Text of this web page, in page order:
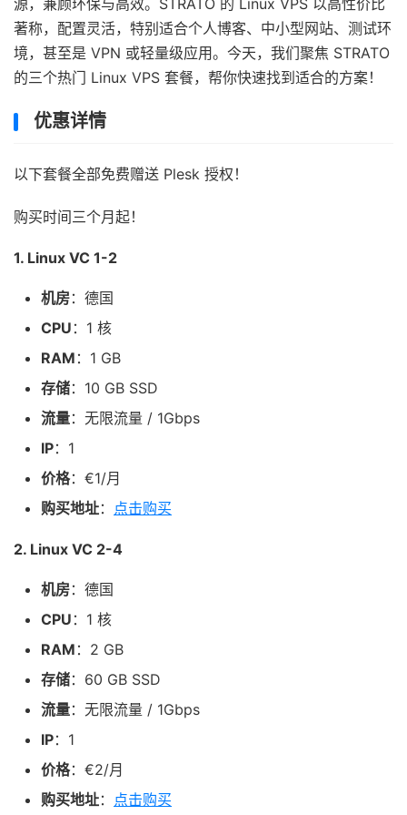
源，兼顾环保与高效。STRATO 的 Linux VPS 以高性价比
著称，配置灵活，特别适合个人博客、中小型网站、测试环
境，甚至是 VPN 或轻量级应用。今天，我们聚焦 STRATO
的三个热门 Linux VPS 套餐，帮你快速找到适合的方案！
优惠详情
以下套餐全部免费赠送 Plesk 授权！
购买时间三个月起！
1. Linux VC 1-2
机房：德国
CPU ：1 核
RAM ：1 GB
存储：10 GB SSD
流量：无限流量 / 1Gbps
IP：1
价格：€1/月
购买地址： 点击购买
2. Linux VC 2-4
机房：德国
CPU ：1 核
RAM ：2 GB
存储：60 GB SSD
流量：无限流量 / 1Gbps
IP：1
价格：€2/月
购买地址： 点击购买